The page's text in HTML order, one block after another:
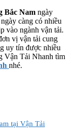
Bắc Nam ngày
càng có nhiều
vào ngành vận tải.
vị vận tải cung
uy tín được nhiều
Vận Tải Nhanh tìm
nhé.
tại Vận Tải